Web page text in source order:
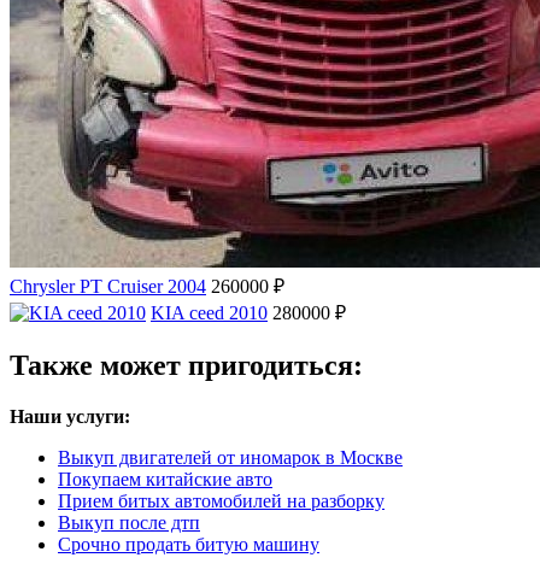
Chrysler PT Cruiser 2004 260000 ₽
KIA ceed 2010 280000 ₽
Также может пригодиться:
Наши услуги:
Выкуп двигателей от иномарок в Москве
Покупаем китайские авто
Прием битых автомобилей на разборку
Выкуп после дтп
Срочно продать битую машину